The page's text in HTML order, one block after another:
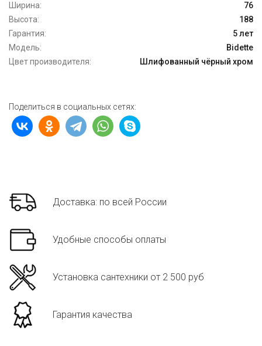
Ширина:
76
Высота:
188
Гарантия:
5 лет
Модель:
Bidette
Цвет производителя:
Шлифованный чёрный хром
Поделиться в социальных сетях:
Доставка: по всей России
Удобные способы оплаты
Установка сантехники от 2 500 руб
Гарантия качества